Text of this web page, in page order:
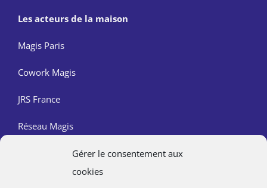
Gérer le consentement aux
cookies
Les acteurs de la maison
Magis Paris
Cowork Magis
JRS France
Réseau Magis